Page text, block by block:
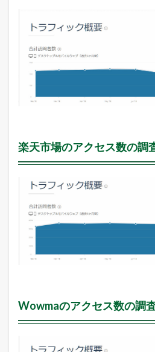
楽天市場のアクセス数の調
Wowmaのアクセス数の調